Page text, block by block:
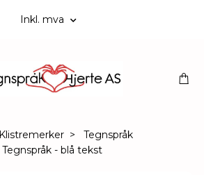
Inkl. mva
Klistremerker
Tegnspråk
Tegnspråk - blå tekst